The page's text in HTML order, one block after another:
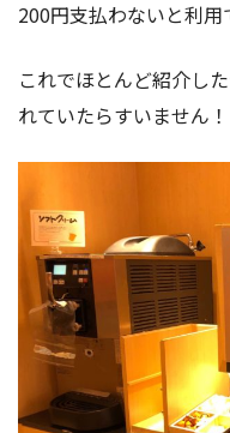
200円支払わないと利用
これでほとんど紹介し
れていたらすいません！